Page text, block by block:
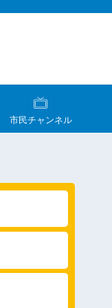
市民チャンネル